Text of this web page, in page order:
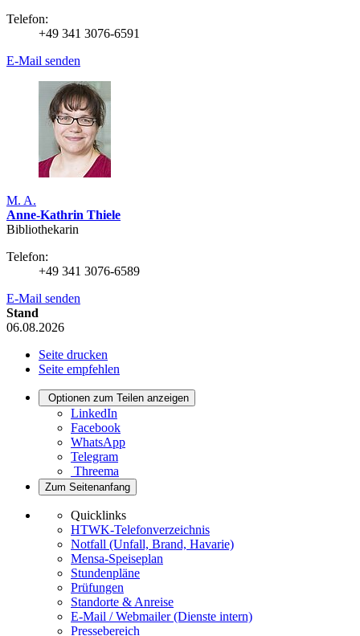
Telefon:
+49 341 3076-6591
E-Mail senden
M. A.
Anne-Kathrin Thiele
Bibliothekarin
Telefon:
+49 341 3076-6589
E-Mail senden
Stand
06.08.2026
Seite drucken
Seite empfehlen
Optionen zum Teilen anzeigen
LinkedIn
Facebook
WhatsApp
Telegram
Threema
Zum Seitenanfang
Quicklinks
HTWK-Telefonverzeichnis
Notfall (Unfall, Brand, Havarie)
Mensa-Speiseplan
Stundenpläne
Prüfungen
Standorte & Anreise
E-Mail / Webmailer (Dienste intern)
Pressebereich